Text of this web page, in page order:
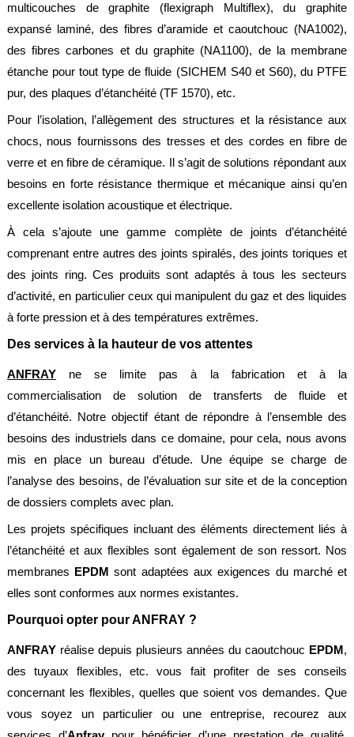
multicouches de graphite (flexigraph Multiflex), du graphite
expansé laminé, des fibres d’aramide et caoutchouc (NA1002),
des fibres carbones et du graphite (NA1100), de la membrane
étanche pour tout type de fluide (SICHEM S40 et S60), du PTFE
pur, des plaques d’étanchéité (TF 1570), etc.
Pour l’isolation, l’allègement des structures et la résistance aux
chocs, nous fournissons des tresses et des cordes en fibre de
verre et en fibre de céramique. Il s’agit de solutions répondant aux
besoins en forte résistance thermique et mécanique ainsi qu’en
excellente isolation acoustique et électrique.
À cela s’ajoute une gamme complète de joints d’étanchéité
comprenant entre autres des joints spiralés, des joints toriques et
des joints ring. Ces produits sont adaptés à tous les secteurs
d’activité, en particulier ceux qui manipulent du gaz et des liquides
à forte pression et à des températures extrêmes.
Des services à la hauteur de vos attentes
ANFRAYne se limite pas à la fabrication et à la
commercialisation de solution de transferts de fluide et
d’étanchéité. Notre objectif étant de répondre à l’ensemble des
besoins des industriels dans ce domaine, pour cela, nous avons
mis en place un bureau d’étude. Une équipe se charge de
l’analyse des besoins, de l’évaluation sur site et de la conception
de dossiers complets avec plan.
Les projets spécifiques incluant des éléments directement liés à
l’étanchéité et aux flexibles sont également de son ressort. Nos
membranes EPDMsont adaptées aux exigences du marché et
elles sont conformes aux normes existantes.
Pourquoi opter pour ANFRAY ?
ANFRAYréalise depuis plusieurs années du caoutchouc EPDM,
des tuyaux flexibles, etc. vous fait profiter de ses conseils
concernant les flexibles, quelles que soient vos demandes. Que
vous soyez un particulier ou une entreprise, recourez aux